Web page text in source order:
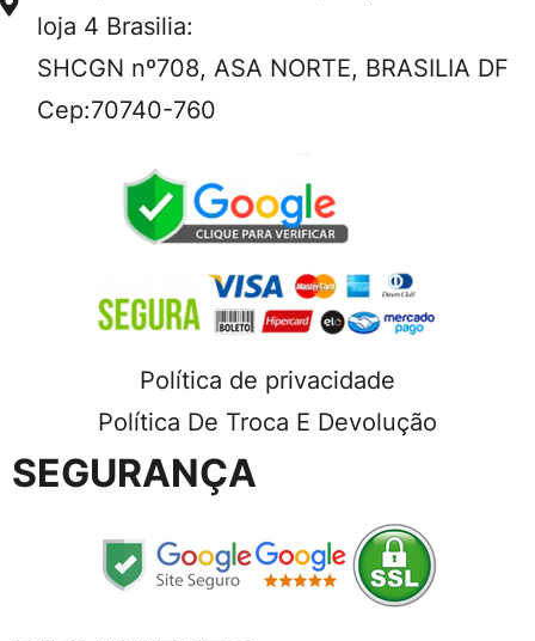
loja 4 Brasilia:
SHCGN nº708, ASA NORTE, BRASILIA DF
Cep:70740-760
Política de privacidade
Política De Troca E Devolução
SEGURANÇA